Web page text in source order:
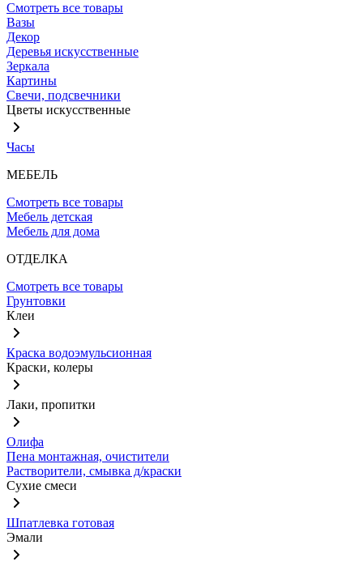
Смотреть все товары
Вазы
Декор
Деревья искусственные
Зеркала
Картины
Свечи, подсвечники
Цветы искусственные
Часы
МЕБЕЛЬ
Смотреть все товары
Мебель детская
Мебель для дома
ОТДЕЛКА
Смотреть все товары
Грунтовки
Клеи
Краска водоэмульсионная
Краски, колеры
Лаки, пропитки
Олифа
Пена монтажная, очистители
Растворители, смывка д/краски
Сухие смеси
Шпатлевка готовая
Эмали